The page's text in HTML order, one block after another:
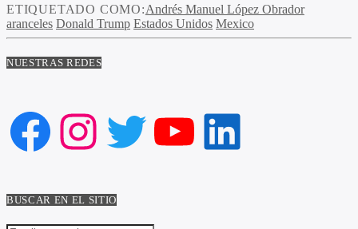
ETIQUETADO COMO:Andrés Manuel López Obrador
aranceles Donald Trump Estados Unidos Mexico
NUESTRAS REDES
Facebook
Instagram
Twitter
YouTube
LinkedIn
BUSCAR EN EL SITIO